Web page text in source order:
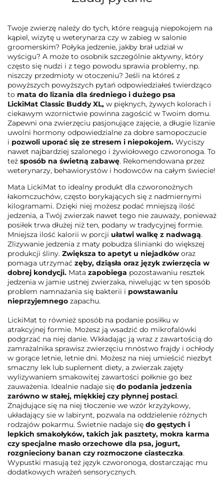
Twoje zwierzę należy do tych, które reagują niepokojem na
kąpiel, wizytę u weterynarza czy w zabieg w salonie
groomerskim? Połyka jedzenie, jakby brał udział w
wyścigu? A może to osobnik szczególnie aktywny, który
często się nudzi i z tego powodu sprawia problemy, np.
niszczy przedmioty w otoczeniu? Jeśli na któreś z
powyższych powyższych pytań odpowiedziałeś twierdząco
to mata do lizania dla średniego i dużego psa
LickiMat Classic Buddy XL, w pięknych, żywych kolorach i
ciekawym wzornictwie powinna zagościć w Twoim domu.
Zapewni ona zwierzęciu pasjonujące zajęcie, a długie lizanie
uwolni hormony odpowiedzialne za dobre samopoczucie
i pozwoli uporać się ze stresem i niepokojem. Wyciszy
nawet najbardziej szalonego i żywiołowego czworonoga. To
też sposób na świetną zabawę. Rekomendowana przez
weterynarzy, behawiorystów i hodowców na całym świecie!
Mata LickiMat to idealny produkt dla czworonożnych
łakomczuchów, często borykających się z nadmiernymi
kilogramami. Dzięki niej możesz podać mniejszą ilość
jedzenia, a Twój zwierzak nawet tego nie zauważy, ponieważ
posiłek trwa dłużej niż ten, podany w tradycyjnej formie.
Mniejsza ilość kalorii w porcji ułatwi walkę z nadwagą.
Zlizywanie jedzenia z maty pobudza ślinianki do większej
produkcji śliny. Zwiększa to apetyt u niejadków oraz
pomaga utrzymać zęby, dziąsła oraz język zwierzęcia w
dobrej kondycji. Mata zapobiega pozostawaniu resztek
jedzenia w jamie ustnej zwierzaka, niwelując w ten sposób
problem namnażania się bakterii i powstawaniu
nieprzyjemnego zapachu.
LickiMat to również sposób na podanie posiłku w
atrakcyjnej formie. Możesz ją wsadzić do mikrofalówki
podgrzać na niej danie. Wkładając ją wraz z zawartością do
zamrażalnika sprawisz zwierzęciu mnóstwo frajdy i ochłody
w gorące letnie, letnie dni. Możesz na niej umieścić niezbyt
smaczny lek lub suplement diety, a zwierzak zajęty
wylizywaniem smakowitej zawartości połknie go bez
zauważenia. Idealnie nadaje się do podania jedzenia
zarówno w stałej, miękkiej czy płynnej postaci.
Znajdujące się na niej tłoczenie we wzór krzyżykowy,
układający sie w labirynt, pozwala na oddzielenie różnych
rodzajów pokarmu. Świetnie nadaje się do gęstych i
lepkich smakołyków, takich jak pasztety, mokra karma
czy specjalne masło orzechowe dla psa, jogurt,
rozgnieciony banan czy rozmoczone ciasteczka.
Wypustki masują też język czworonoga, dostarczając mu
dodatkowych wrażeń sensorycznych.